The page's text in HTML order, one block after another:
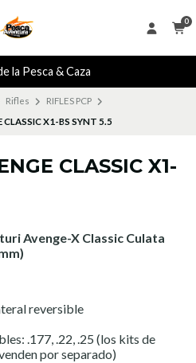
0
la Pesca & Caza
Rifles
RIFLES PCP
CLASSIC X1-BS SYNT 5.5
CLASSIC X1-
Avenge-X Classic Culata
reversible
.177, .22, .25 (los kits de
por separado)